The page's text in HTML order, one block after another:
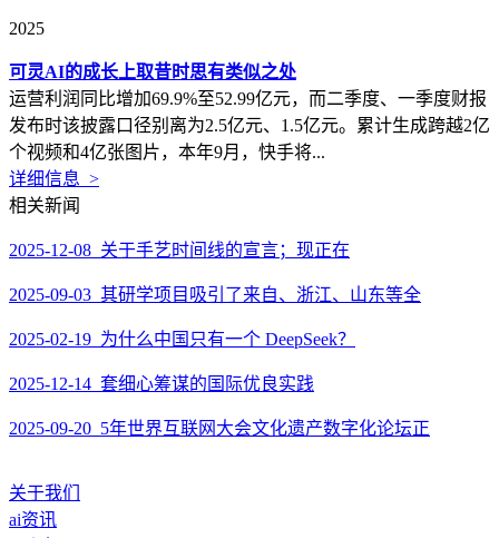
2025
可灵AI的成长上取昔时思有类似之处
运营利润同比增加69.9%至52.99亿元，而二季度、一季度财报
发布时该披露口径别离为2.5亿元、1.5亿元。累计生成跨越2亿
个视频和4亿张图片，本年9月，快手将...
详细信息 >
相关新闻
2025-12-08 关于手艺时间线的宣言；现正在
2025-09-03 其研学项目吸引了来自、浙江、山东等全
2025-02-19 为什么中国只有一个 DeepSeek？
2025-12-14 套细心筹谋的国际优良实践
2025-09-20 5年世界互联网大会文化遗产数字化论坛正
关于我们
ai资讯